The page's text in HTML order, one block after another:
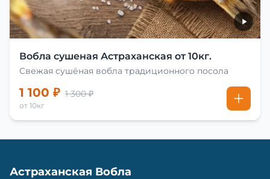
Вобла сушеная Астраханская от 10кг.
Свежая сушёная вобла традиционного посола
1 100 ₽ 1 300 ₽
от 10кг
Астраханская Вобла